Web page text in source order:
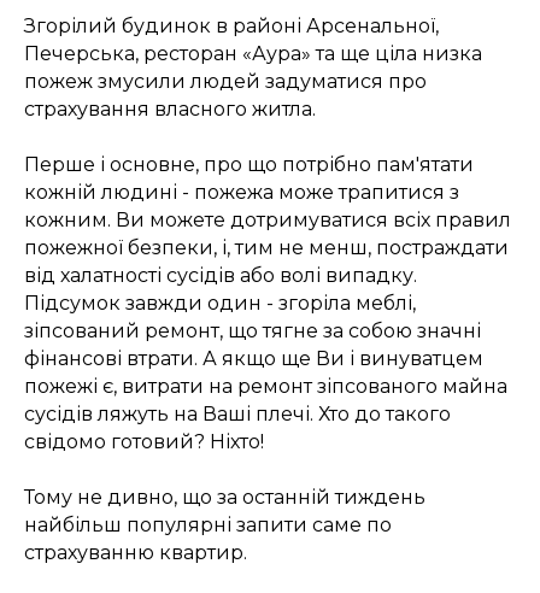
Згорілий будинок в районі Арсенальної,
Печерська, ресторан «Аура» та ще ціла низка
пожеж змусили людей задуматися про
страхування власного житла.
Перше і основне, про що потрібно пам'ятати
кожній людині - пожежа може трапитися з
кожним. Ви можете дотримуватися всіх правил
пожежної безпеки, і, тим не менш, постраждати
від халатності сусідів або волі випадку.
Підсумок завжди один - згоріла меблі,
зіпсований ремонт, що тягне за собою значні
фінансові втрати. А якщо ще Ви і винуватцем
пожежі є, витрати на ремонт зіпсованого майна
сусідів ляжуть на Ваші плечі. Хто до такого
свідомо готовий? Ніхто!
Тому не дивно, що за останній тиждень
найбільш популярні запити саме по
страхуванню квартир.